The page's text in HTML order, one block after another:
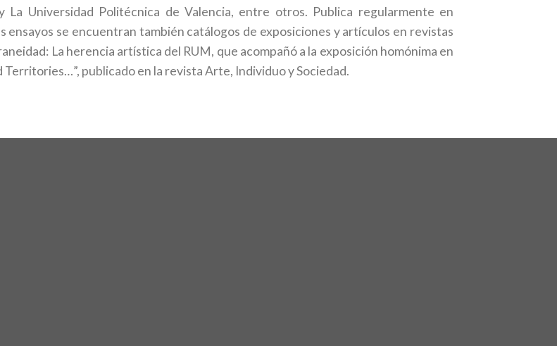
La Universidad Politécnica de Valencia, entre otros. Publica regularmente en
ensayos se encuentran también catálogos de exposiciones y artículos en revistas
La herencia artística del RUM, que acompañó a la exposición homónima en
Territories…”, publicado en la revista Arte, Individuo y Sociedad.